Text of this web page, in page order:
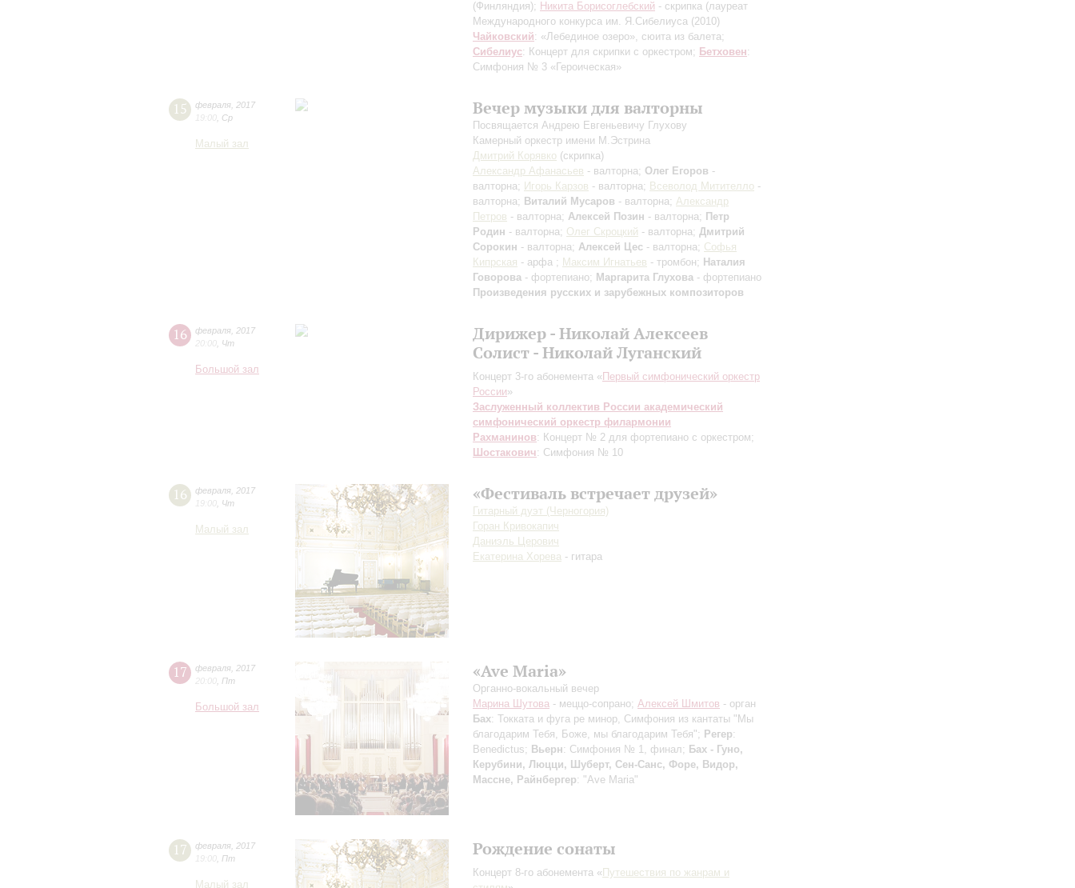
(Финляндия); Никита Борисоглебский - скрипка (лауреат
Международного конкурса им. Я.Сибелиуса (2010)
Чайковский: «Лебединое озеро», сюита из балета;
Сибелиус: Концерт для скрипки с оркестром; Бетховен:
Симфония № 3 «Героическая»
15 февраля 2017
19:00 Ср
Малый зал
Вечер музыки для валторны
Посвящается Андрею Евгеньевичу Глухову
Камерный оркестр имени М.Эстрина
Дмитрий Корявко (скрипка)
Александр Афанасьев - валторна; Олег Егоров -
валторна; Игорь Карзов - валторна; Всеволод Митителло -
валторна; Виталий Мусаров - валторна; Александр
Петров - валторна; Алексей Позин - валторна; Петр
Родин - валторна; Олег Скроцкий - валторна; Дмитрий
Сорокин - валторна; Алексей Цес - валторна; Софья
Кипрская - арфа ; Максим Игнатьев - тромбон; Наталия
Говорова - фортепиано; Маргарита Глухова - фортепиано
Произведения русских и зарубежных композиторов
16 февраля 2017
20:00 Чт
Большой зал
Дирижер - Николай Алексеев
Солист - Николай Луганский
Концерт 3-го абонемента « Первый симфонический оркестр
России»
Заслуженный коллектив России академический
симфонический оркестр филармонии
Рахманинов: Концерт № 2 для фортепиано с оркестром;
Шостакович: Симфония № 10
16 февраля 2017
19:00 Чт
Малый зал
«Фестиваль встречает друзей»
Гитарный дуэт (Черногория)
Горан Кривокапич
Даниэль Церович
Екатерина Хорева - гитара
17 февраля 2017
20:00 Пт
Большой зал
«Ave Maria»
Органно-вокальный вечер
Марина Шутова - меццо-сопрано; Алексей Шмитов - орган
Бах: Токката и фуга ре минор, Симфония из кантаты "Мы
благодарим Тебя, Боже, мы благодарим Тебя"; Регер:
Benedictus; Вьерн: Симфония № 1, финал; Бах - Гуно,
Керубини, Люцци, Шуберт, Сен-Санс, Форе, Видор,
Массне, Райнбергер: "Ave Maria"
17 февраля 2017
19:00 Пт
Малый зал
Рождение сонаты
Концерт 8-го абонемента « Путешествия по жанрам и